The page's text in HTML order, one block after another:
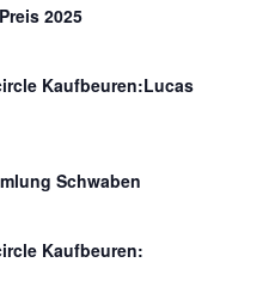
2025
Kaufbeuren:Lucas
Schwaben
Kaufbeuren: